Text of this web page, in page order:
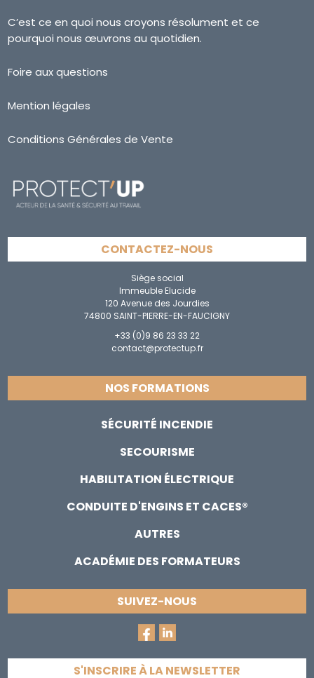
C’est ce en quoi nous croyons résolument et ce
pourquoi nous œuvrons au quotidien.
Foire aux questions
Mention légales
Conditions Générales de Vente
CONTACTEZ-NOUS
Siège social
Immeuble Elucide
120 Avenue des Jourdies
74800 SAINT-PIERRE-EN-FAUCIGNY
+33 (0)9 86 23 33 22
contact@protectup.fr
NOS FORMATIONS
SÉCURITÉ INCENDIE
SECOURISME
HABILITATION ÉLECTRIQUE
CONDUITE D'ENGINS ET CACES®
AUTRES
ACADÉMIE DES FORMATEURS
SUIVEZ-NOUS
S'INSCRIRE À LA NEWSLETTER